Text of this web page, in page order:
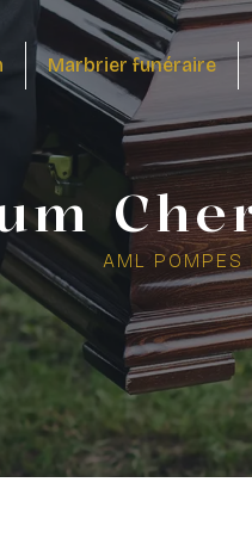
Marbrier funéraire
AML POMPES